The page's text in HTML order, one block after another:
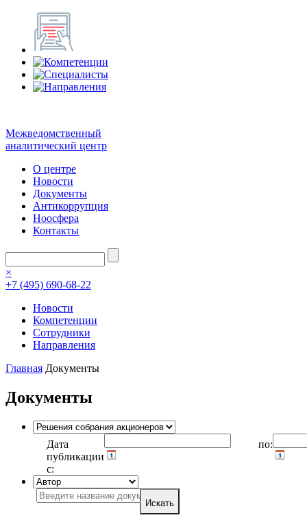
Межведомственный
аналитический центр
О центре
Новости
Документы
Антикоррупция
Ноосфера
Контакты
×
+7 (495) 690-68-22
Новости
Компетенции
Сотрудники
Направления
Главная Документы
Документы
Дата
публикации
с:
по:
Искать